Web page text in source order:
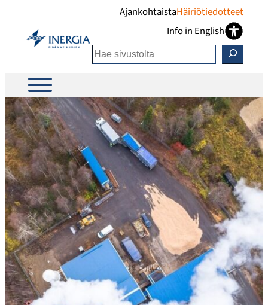
AjankohtaistaHäiriötiedotteet
Info in English
Etsi